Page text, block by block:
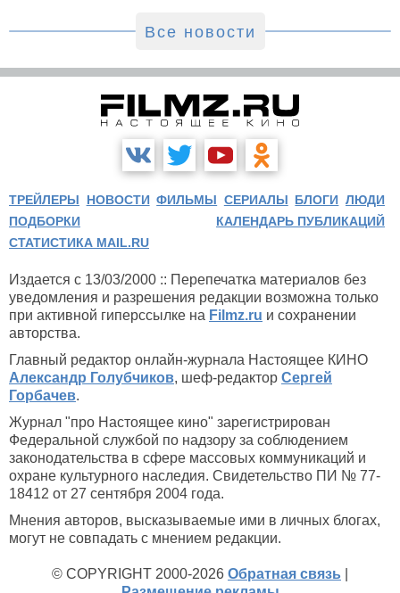
Все новости
ТРЕЙЛЕРЫ НОВОСТИ ФИЛЬМЫ СЕРИАЛЫ БЛОГИ ЛЮДИ
ПОДБОРКИ
КАЛЕНДАРЬ ПУБЛИКАЦИЙ
СТАТИСТИКА MAIL.RU
Издается с 13/03/2000 :: Перепечатка материалов без
уведомления и разрешения редакции возможна только
при активной гиперссылке на Filmz.ru и сохранении
авторства.
Главный редактор онлайн-журнала Настоящее КИНО
Александр Голубчиков, шеф-редактор Сергей
Горбачев.
Журнал "про Настоящее кино" зарегистрирован
Федеральной службой по надзору за соблюдением
законодательства в сфере массовых коммуникаций и
охране культурного наследия. Свидетельство ПИ № 77-
18412 от 27 сентября 2004 года.
Мнения авторов, высказываемые ими в личных блогах,
могут не совпадать с мнением редакции.
© COPYRIGHT 2000-2026 Обратная связь